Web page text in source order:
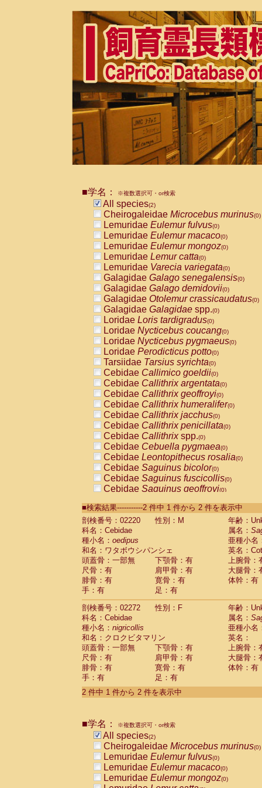
■学名： ※複数選択可・or検索
All species(2)
Cheirogaleidae Microcebus murinus(0)
Lemuridae Eulemur fulvus(0)
Lemuridae Eulemur macaco(0)
Lemuridae Eulemur mongoz(0)
Lemuridae Lemur catta(0)
Lemuridae Varecia variegata(0)
Galagidae Galago senegalensis(0)
Galagidae Galago demidovii(0)
Galagidae Otolemur crassicaudatus(0)
Galagidae Galagidae spp.(0)
Loridae Loris tardigradus(0)
Loridae Nycticebus coucang(0)
Loridae Nycticebus pygmaeus(0)
Loridae Perodicticus potto(0)
Tarsiidae Tarsius syrichta(0)
Cebidae Callimico goeldii(0)
Cebidae Callithrix argentata(0)
Cebidae Callithrix geoffroyi(0)
Cebidae Callithrix humeralifer(0)
Cebidae Callithrix jacchus(0)
Cebidae Callithrix penicillata(0)
Cebidae Callithrixspp.(0)
Cebidae Cebuella pygmaea(0)
Cebidae Leontopithecus rosalia(0)
Cebidae Saguinus bicolor(0)
Cebidae Saguinus fuscicollis(0)
Cebidae Saguinus geoffroyi(0)
CebidaeSaguinus labiatus(0)
Cebidae Saguinus leucopus (0)
Cebidae
Cebidae
CebidaeSaguinus nigricollis (1)
Cebidae Saguinus oedipus
Cebidae Saguinus weddelli
Cebidae Saguinusspp.
Cebidae Aotus trivirgatus
Cebidae Cebus albifrons
Cebidae
CebidaeCebus capucinus
CebidaeCebus nigrivittatus
Cebidae Cebusspp.(0)
Cebidae Saimiri boliviensis
Cebidae Saimiri sciureus
Atelidae Alouatta caraya
AtelidaeAlouatta fusca
AtelidaeAlouatta seniculus
AtelidaeAteles belzebuth
AtelidaeAteles geoffroyi
AtelidaeAteles paniscus(0)
AtelidaeAtelesspp. (0)
AtelidaeLagothrix lagothricha
AtelidaeLagothrix lagothricha cana
PitheciidaeCacajao calvus
■検索結果-----------2 件中 1 件から 2 件を表示中
剖検番号：02220
性別：M
年齢：
科名：Cebidae
属名：
種小名： oedipus
亜種小名
和名：ワタボウシパンシェ
英名：
頭蓋骨：一部無
下顎骨：有
上腕骨：
尺骨：有
肩甲骨：有
大腿骨：
腓骨：有
寛骨：有
体幹：有
手：有
足：有
剖検番号：02272
性別：F
年齢：
科名：Cebidae
属名：
種小名： nigricollis
亜種小名
和名：クロクビタマリン
英名：
頭蓋骨：一部無
下顎骨：有
上腕骨：
尺骨：有
肩甲骨：有
大腿骨：
腓骨：有
寛骨：有
体幹：有
手：有
足：有
2 件中 1 件から 2 件を表示中
■学名： ※複数選択可・or検索
All species(2)
Cheirogaleidae Microcebus murinus(0)
Lemuridae Eulemur fulvus(0)
Lemuridae Eulemur macaco(0)
Lemuridae Eulemur mongoz(0)